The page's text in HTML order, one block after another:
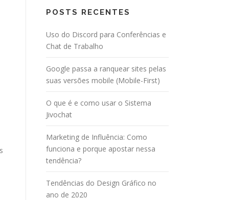
POSTS RECENTES
Uso do Discord para Conferências e
Chat de Trabalho
Google passa a ranquear sites pelas
suas versões mobile (Mobile-First)
O que é e como usar o Sistema
Jivochat
Marketing de Influência: Como
funciona e porque apostar nessa
tendência?
Tendências do Design Gráfico no
ano de 2020